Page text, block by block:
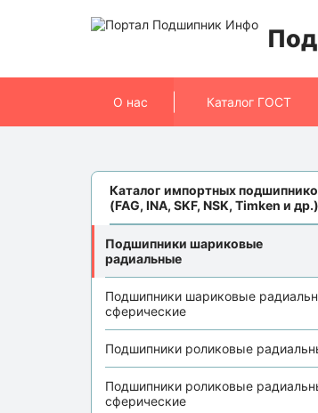
О нас Каталог ГОСТ
Каталог импортных
(FAG, INA, SKF, NSK, Timken и др.)
Подшипники шариковые
радиальные
Подшипники шариковые
сферические
Подшипники роликовые
Подшипники роликовые
сферические